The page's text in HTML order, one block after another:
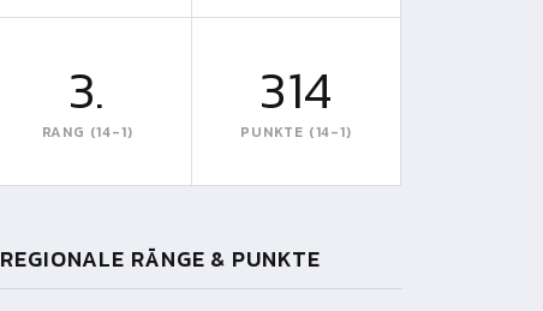
3.
RANG (14-1)
314
PUNKTE (14-1)
REGIONALE RÄNGE & PUNKTE